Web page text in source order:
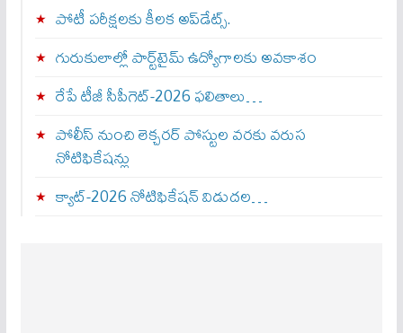
పోటీ పరీక్షలకు కీలక అప్‌డేట్స్.
గురుకులాల్లో పార్ట్‌టైమ్ ఉద్యోగాలకు అవకాశం
రేపే టీజీ సీపీగెట్‌-2026 ఫలితాలు…
పోలీస్ నుంచి లెక్చరర్ పోస్టుల వరకు వరుస
నోటిఫికేషన్లు
క్యాట్-2026 నోటిఫికేషన్ విడుదల…